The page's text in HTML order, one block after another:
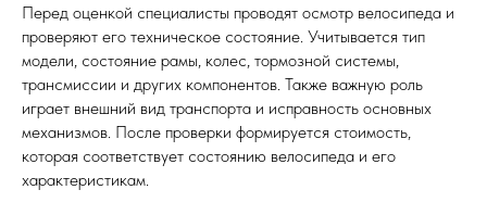
Перед оценкой специалисты проводят осмотр велосипеда и
проверяют его техническое состояние. Учитывается тип
модели, состояние рамы, колес, тормозной системы,
трансмиссии и других компонентов. Также важную роль
играет внешний вид транспорта и исправность основных
механизмов. После проверки формируется стоимость,
которая соответствует состоянию велосипеда и его
характеристикам.